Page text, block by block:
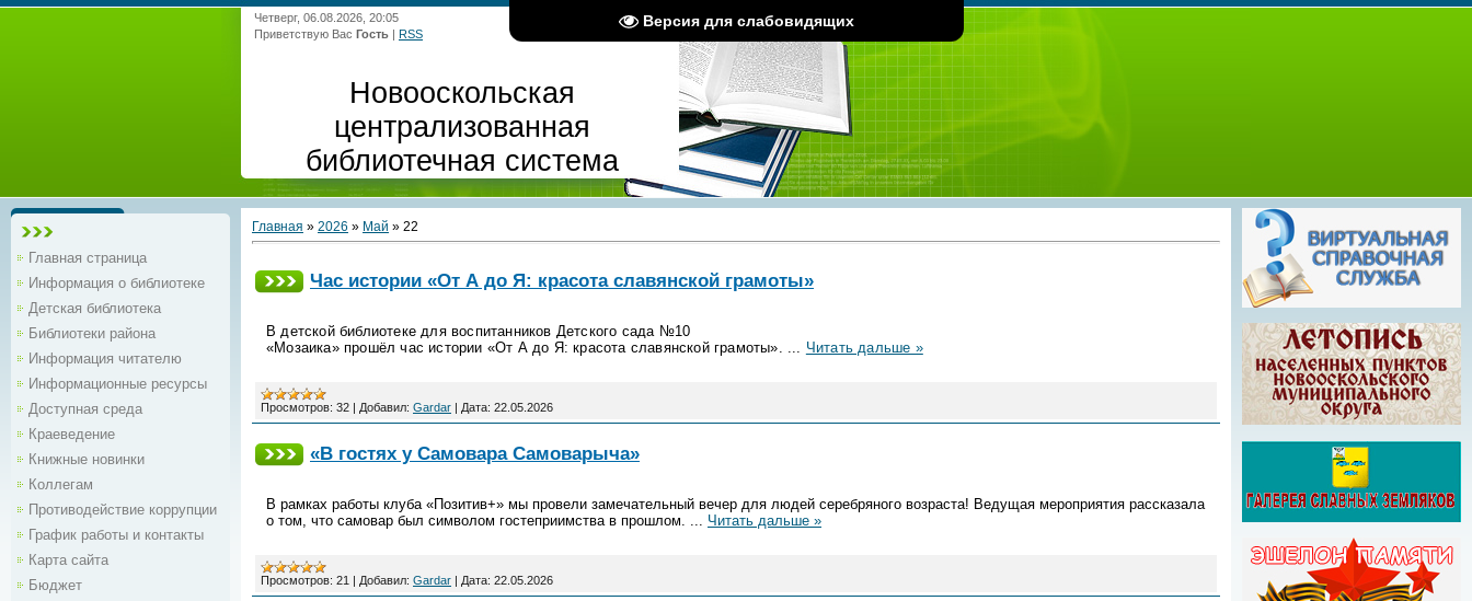
Версия для слабовидящих
Четверг, 06.08.2026, 20:05
Приветствую Вас Гость | RSS
Новооскольская
централизованная
библиотечная система
Главная страница
Информация о библиотеке
Детская библиотека
Библиотеки района
Информация читателю
Информационные ресурсы
Доступная среда
Краеведение
Книжные новинки
Коллегам
Противодействие коррупции
График работы и контакты
Карта сайта
Бюджет
Главная » 2026 » Май » 22
Час истории «От А до Я: красота славянской грамоты»
В детской библиотеке для воспитанников Детского сада №10
«Мозаика» прошёл час истории «От А до Я: красота славянской грамоты». ... Читать дальше »
Просмотров: 32 | Добавил: Gardar | Дата: 22.05.2026
«В гостях у Самовара Самоварыча»
В рамках работы клуба «Позитив+» мы провели замечательный вечер для людей серебряного возраста! Ведущая мероприятия рассказала
о том, что самовар был символом гостеприимства в прошлом. ... Читать дальше »
Просмотров: 21 | Добавил: Gardar | Дата: 22.05.2026